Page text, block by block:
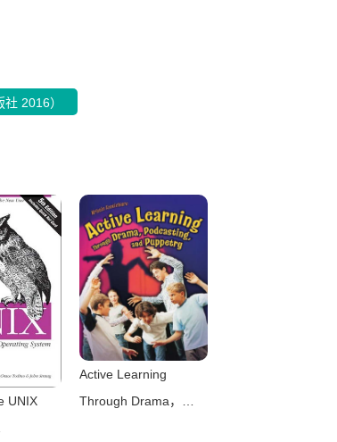
2016）
UNIX
Active Learning
Through Drama，